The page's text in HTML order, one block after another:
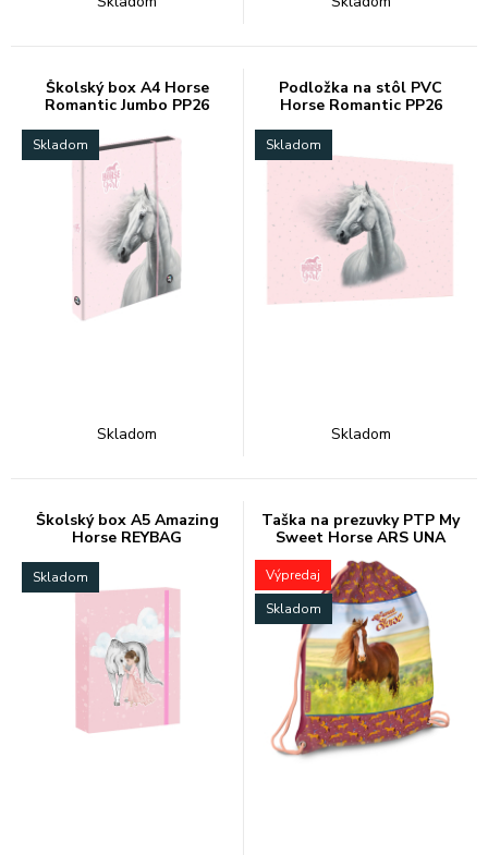
Školský box A4 Horse
Romantic Jumbo PP26
Skladom
Skladom
Podložka na stôl PVC
Horse Romantic PP26
Skladom
Skladom
Školský box A5 Amazing
Horse REYBAG
Skladom
Taška na prezuvky PTP My
Sweet Horse ARS UNA
Výpredaj
Skladom